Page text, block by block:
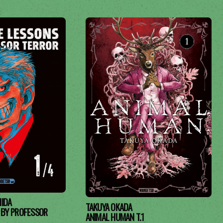
PROFESSOR TAKUYA OKADA
ANIMAL HUMAN T.1